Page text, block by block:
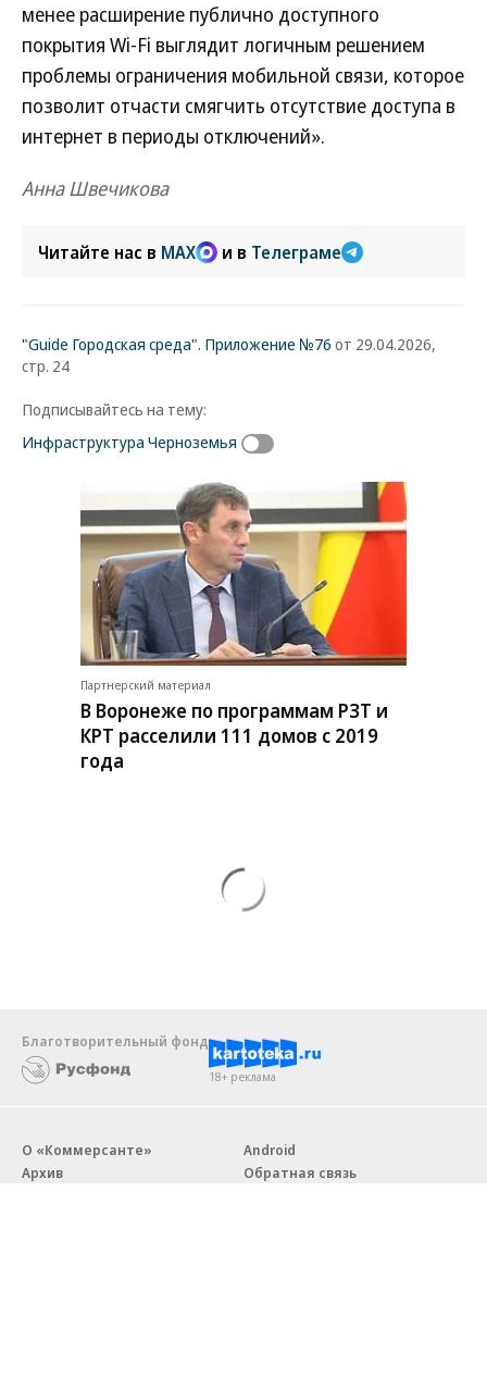
менее расширение публично доступного
покрытия Wi-Fi выглядит логичным решением
проблемы ограничения мобильной связи, которое
позволит отчасти смягчить отсутствие доступа в
интернет в периоды отключений».
Анна Швечикова
Читайте нас в MAX и в Телеграме
"Guide Городская среда". Приложение №76 от 29.04.2026,
стр. 24
Подписывайтесь на тему:
Инфраструктура Черноземья
Партнерский материал
В Воронеже по программам РЗТ и
КРТ расселили 111 домов с 2019
года
Благотворительный фонд
18+ реклама
О «Коммерсанте»
Архив
Android
Обратная связь